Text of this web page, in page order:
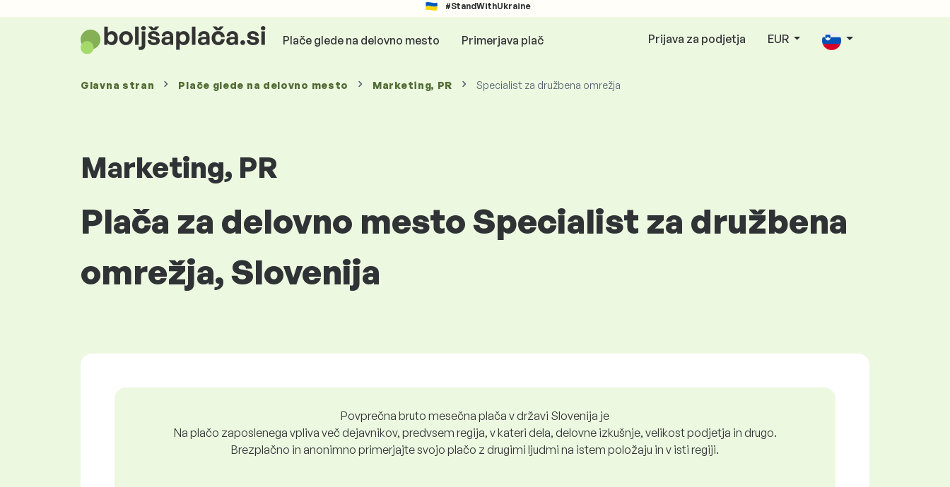
#StandWithUkraine
Plače glede na delovno mesto Primerjava plač Prijava za podjetja EUR
Glavna stran Plače glede na delovno mesto Marketing, PR Specialist za družbena omrežja
Marketing, PR
Plača za delovno mesto Specialist za družbena
omrežja, Slovenija
Povprečna bruto mesečna plača v državi Slovenija je
Na plačo zaposlenega vpliva več dejavnikov, predvsem regija, v kateri dela, delovne izkušnje, velikost podjetja in drugo.
Brezplačno in anonimno primerjajte svojo plačo z drugimi ljudmi na istem položaju in v isti regiji.